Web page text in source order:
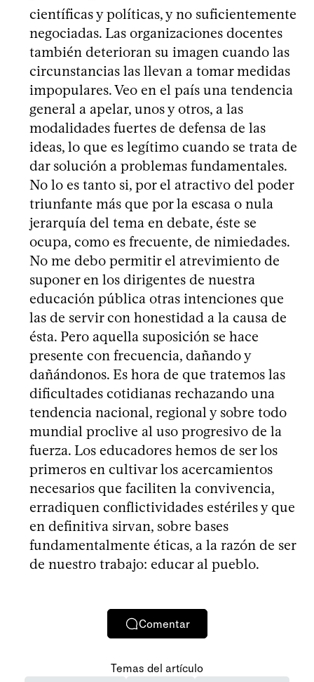
científicas y políticas, y no suficientemente
negociadas. Las organizaciones docentes
también deterioran su imagen cuando las
circunstancias las llevan a tomar medidas
impopulares. Veo en el país una tendencia
general a apelar, unos y otros, a las
modalidades fuertes de defensa de las
ideas, lo que es legítimo cuando se trata de
dar solución a problemas fundamentales.
No lo es tanto si, por el atractivo del poder
triunfante más que por la escasa o nula
jerarquía del tema en debate, éste se
ocupa, como es frecuente, de nimiedades.
No me debo permitir el atrevimiento de
suponer en los dirigentes de nuestra
educación pública otras intenciones que
las de servir con honestidad a la causa de
ésta. Pero aquella suposición se hace
presente con frecuencia, dañando y
dañándonos. Es hora de que tratemos las
dificultades cotidianas rechazando una
tendencia nacional, regional y sobre todo
mundial proclive al uso progresivo de la
fuerza. Los educadores hemos de ser los
primeros en cultivar los acercamientos
necesarios que faciliten la convivencia,
erradiquen conflictividades estériles y que
en definitiva sirvan, sobre bases
fundamentalmente éticas, a la razón de ser
de nuestro trabajo: educar al pueblo.
Comentar
Temas del artículo